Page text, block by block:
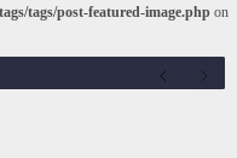
tags/post-featured-image.php on